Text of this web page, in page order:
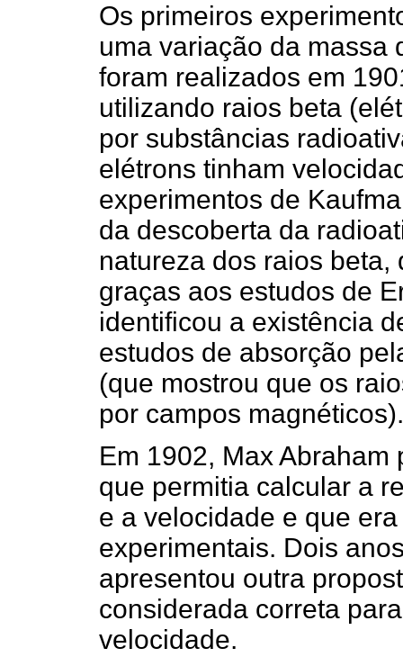
Os primeiros
uma variação da massa
foram realizados em
utilizando raios beta
por substâncias
elétrons tinham
experimentos de
da descoberta da
natureza dos raios
graças aos estudos de
identificou a existência
estudos de absorção
(que mostrou que os
por campos magnéticos).
Em 1902, Max
que permitia calcular a
e a velocidade e que
experimentais. Dois
apresentou outra
considerada correta
velocidade.